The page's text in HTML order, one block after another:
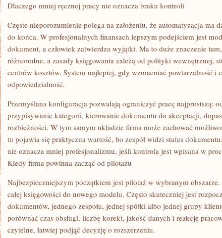
Dlaczego mniej ręcznej pracy nie oznacza braku kontroli
Częste nieporozumienie polega na założeniu, że automatyzacja ma
do końca. W profesjonalnych finansach lepszym podejściem jest
dokument, a człowiek zatwierdza wyjątki. Ma to duże znaczenie
różnorodne, a zasady księgowania zależą od polityki wewnętrznej,
centrów kosztów. System najlepiej, gdy wzmacniać powtarzalność i
odpowiedzialność.
Przemyślana konfiguracja pozwalają ograniczyć pracę najprostszą:
przypisywanie kategorii, kierowanie dokumentu do akceptacji,
rozbieżności. W tym samym układzie firma może zachować
tu pojawia się praktyczna wartość, bo zespół widzi status
nie oznacza mniej profesjonalizmu, jeśli kontrola jest wpisana w
Kiedy firma powinna zacząć od pilotażu
Najbezpieczniejszym początkiem jest pilotaż w wybranym
całej księgowości do nowego modelu. Często skuteczniej jest
dokumentów, jednego zespołu, jednej spółki albo jednej grupy
porównać czas obsługi, liczbę korekt, jakość danych i reakcję
czytelne, łatwiej podjąć decyzję o rozszerzeniu.